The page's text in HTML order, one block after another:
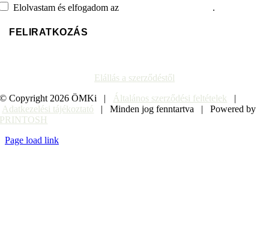
Elolvastam és elfogadom az .
Elállás a szerződéstől
© Copyright 2026 ÖMKi | Általános szerződési feltételek |
Adatkezelési tájékoztató | Minden jog fenntartva | Powered by
PRINTOSH
Page load link